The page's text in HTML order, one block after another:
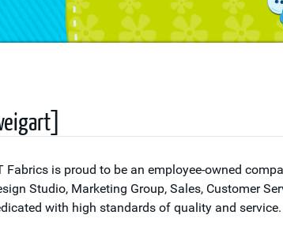
Fabrics is proud to be an employee-owned
Studio, Marketing Group, Sales, Customer
with high standards of quality and service.